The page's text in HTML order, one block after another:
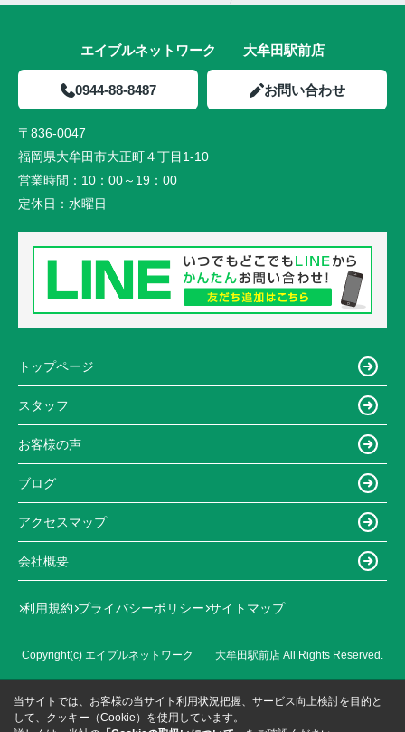
エイブルネットワーク 大牟田駅前店
0944-88-8487 お問い合わせ
〒836-0047
福岡県大牟田市大正町４丁目1-10
営業時間： 10：00～19：00
定休日： 水曜日
トップページ
スタッフ
お客様の声
ブログ
アクセスマップ
会社概要
利用規約 プライバシーポリシー サイトマップ
Copyright(c) エイブルネットワーク 大牟田駅前店 All Rights Reserved.
当サイトでは、お客様の当サイト利用状況把握、サービス向上検討を目的と
して、クッキー（Cookie）を使用しています。